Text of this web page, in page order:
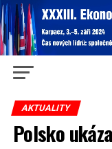
AKTUALITY
Polsko